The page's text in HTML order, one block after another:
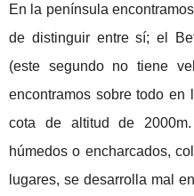
En la península
de distinguir entre sí; el
(este segundo no tiene
encontramos sobre todo en
cota de altitud de
húmedos o encharcados,
lugares, se desarrolla mal